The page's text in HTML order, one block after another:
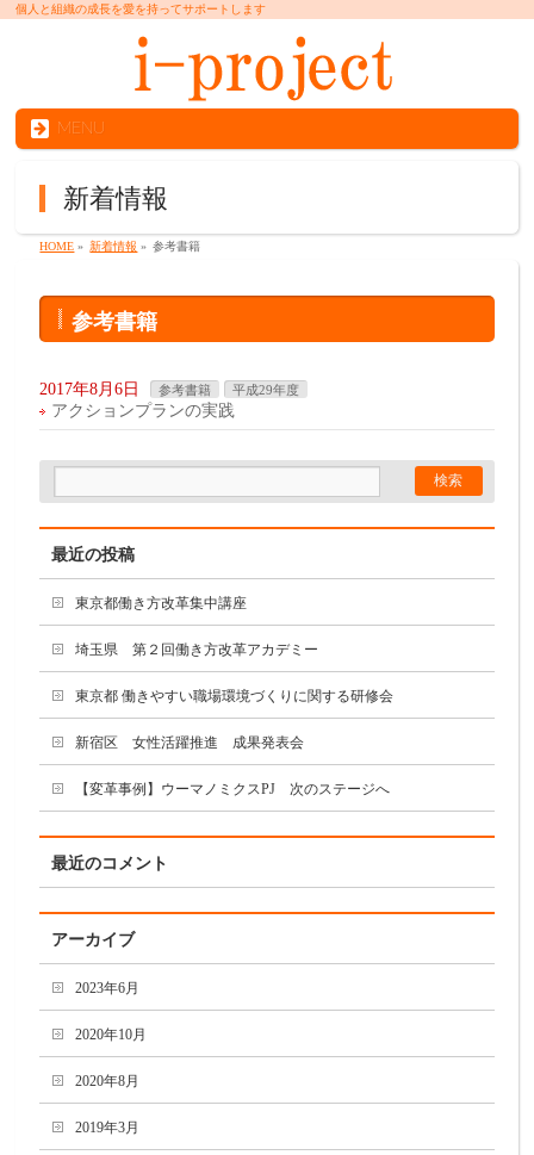
個人と組織の成長を愛を持ってサポートします
MENU
新着情報
HOME » 新着情報 » 参考書籍
参考書籍
2017年8月6日 参考書籍 平成29年度
アクションプランの実践
最近の投稿
東京都働き方改革集中講座
埼玉県 第２回働き方改革アカデミー
東京都 働きやすい職場環境づくりに関する研修会
新宿区 女性活躍推進 成果発表会
【変革事例】ウーマノミクスPJ 次のステージへ
最近のコメント
アーカイブ
2023年6月
2020年10月
2020年8月
2019年3月